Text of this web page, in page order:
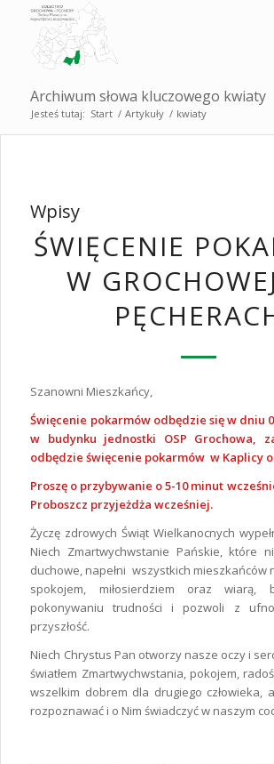
Archiwum słowa kluczowego kwiaty
Jesteś tutaj: Start / Artykuły / kwiaty
Wpisy
ŚWIĘCENIE
W
Szanowni Mieszkańcy,
Święcenie pokarmów odbędzie się w dniu
w budynku jednostki OSP Grochowa,
odbędzie święcenie pokarmów w Kaplicy o
Proszę o przybywanie o 5-10 minut
Proboszcz przyjeżdża wcześniej.
Życzę zdrowych Świąt Wielkanocnych
Niech Zmartwychwstanie Pańskie, które
duchowe, napełni wszystkich mieszkańców
spokojem, miłosierdziem oraz
pokonywaniu trudności i pozwoli z
przyszłość.
Niech Chrystus Pan otworzy nasze oczy i
światłem Zmartwychwstania, pokojem,
wszelkim dobrem dla drugiego człowieka,
rozpoznawać i o Nim świadczyć w naszym